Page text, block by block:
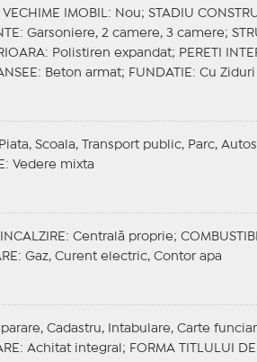
VECHIME IMOBIL : Nou; STADIU
: Garsoniere, 2 camere, 3 camere;
: Polistiren expandat; PERETI
: Beton armat; FUNDATIE : Cu
Scoala, Transport public, Parc,
: Vedere mixta
INCALZIRE : Centrală proprie;
: Gaz, Curent electric, Contor apa
Cadastru, Intabulare, Carte
: Achitat integral; FORMA TITLULUI DE